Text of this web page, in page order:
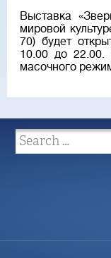
Выставка
мировой
70) будет
10.00 до 22.00.
масочного